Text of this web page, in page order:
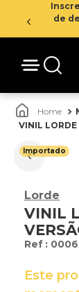
de
VINIL LORDE
Importado
Lorde
VINIL
:
Este